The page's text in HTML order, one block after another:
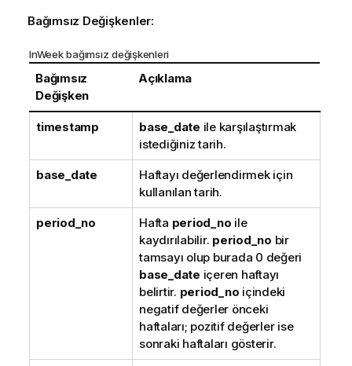
Bağımsız Değişkenler:
InWeek bağımsız değişkenleri
Bağımsız
Değişken
Açıklama
timestamp base_date ile karşılaştırmak
istediğiniz tarih.
base_date
Haftayı değerlendirmek için
kullanılan tarih.
period_no Hafta period_no ile
kaydırılabilir. period_no bir
tamsayı olup burada 0 değeri
base_date içeren haftayı
belirtir. period_no içindeki
negatif değerler önceki
haftaları; pozitif değerler ise
sonraki haftaları gösterir.